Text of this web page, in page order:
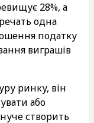
28%, а
одна
податку
виграшів
ринку, він
або
створить